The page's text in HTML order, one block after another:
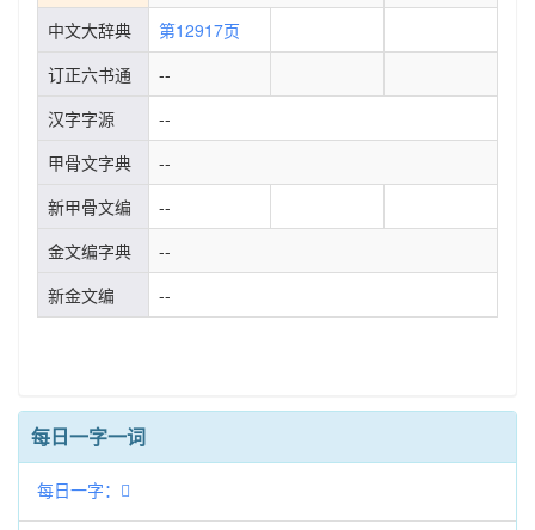
中文大辞典
第12917页
订正六书通
--
汉字字源
--
甲骨文字典
--
新甲骨文编
--
金文编字典
--
新金文编
--
每日一字一词
每日一字：𤩡